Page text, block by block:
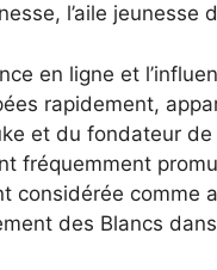
l’aile jeunesse
en ligne et
rapidement,
et du fondateur
fréquemment
considérée comme
des Blancs